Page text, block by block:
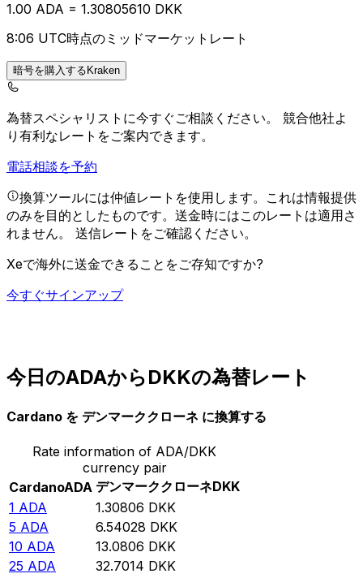
1.00 ADA = 1.30805610 DKK
8:06 UTC時点のミッドマーケットレート
暗号を購入するKraken
為替スペシャリストに今すぐご相談ください。 競合他社よ
り有利なレートをご案内できます。
電話相談を予約
換算ツールには仲値レートを使用します。これは情報提供
のみを目的としたものです。送金時にはこのレートは適用さ
れません。 送信レートをご確認ください。
Xeで海外に送金できることをご存知ですか?
今すぐサインアップ
今日のADAからDKKの為替レート
Cardano を デンマーククローネ に換算する
Rate information of ADA/DKK
currency pair
CardanoADA デンマーククローネDKK
1 ADA 1.30806 DKK
5 ADA 6.54028 DKK
10 ADA 13.0806 DKK
25 ADA 32.7014 DKK